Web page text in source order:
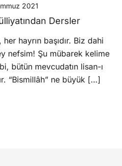
2021
Dersler
hayrın başıdır. Biz dahi
nefsim! Şu mübarek kelime
bütün mevcudatın lisan-ı
“Bismillâh” ne büyük […]